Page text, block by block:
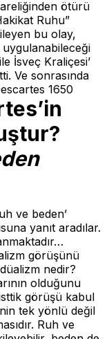
ötürü
Ruhu”
bu olay,
uygulanabileceği
İsveç Kraliçesi’
Ve sonrasında
1650
ve beden’
yanıt aradılar.
görüşünü
nedir?
olduğunu
görüşü kabul
tek yönlü değil
Ruh ve